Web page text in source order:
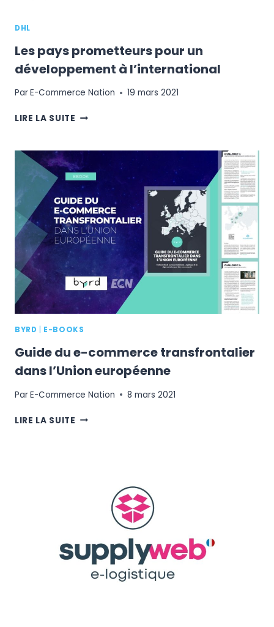
DHL
Les pays prometteurs pour un
développement à l’international
ParE-Commerce Nation 19 mars 2021
LIRE LA SUITE LES
POUR
UN
DÉVELOPPEMENT
À
L’INTERNATIONAL
BYRD E-BOOKS
Guide du e-commerce transfrontalier
dans l’Union européenne
ParE-Commerce Nation 8 mars 2021
LIRE LA SUITE GUIDE
EUROPÉENNE